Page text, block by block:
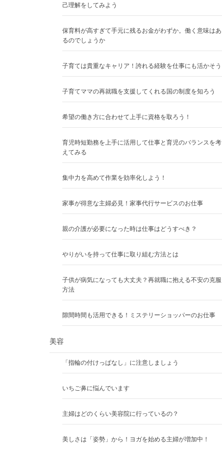
己理解をしてみよう
保育料が高すぎて手元に残るお金がわずか。働く意味はあ
るのでしょうか
子育ては貴重なキャリア！誇れる経験を仕事にも活かそう
子育てママの再就職を支援してくれる国の制度を知ろう
希望の働き方に合わせて上手に資格を取ろう！
育児時短勤務を上手に活用して仕事と育児のバランスを考
えてみる
集中力を高めて作業を効率化しよう！
家事が得意な主婦必見！家事代行サービスのお仕事
親の介護が必要になった時は仕事はどうすべき？
やりがいを持って仕事に取り組む方法とは
子供が病気になっても大丈夫？再就職に抱える不安の克服
方法
隙間時間も活用できる！ミステリーショッパーのお仕事
美容
「指輪の付けっぱなし」に注意しましょう
いちご鼻に悩んでいます
主婦はどのくらい美容院に行っているの？
美しさは「姿勢」から！ヨガを始める主婦が増加中！